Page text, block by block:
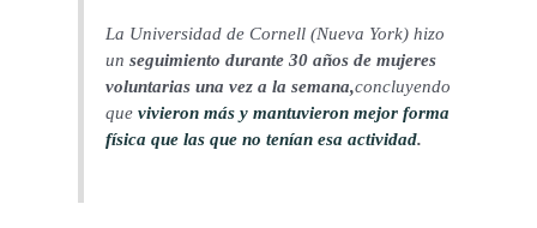
La Universidad de Cornell (Nueva York) hizo
unseguimiento durante 30 años de mujeres
voluntarias una vez a la semana,concluyendo
que vivieron más y mantuvieron mejor forma
física que las que no tenían esa actividad.